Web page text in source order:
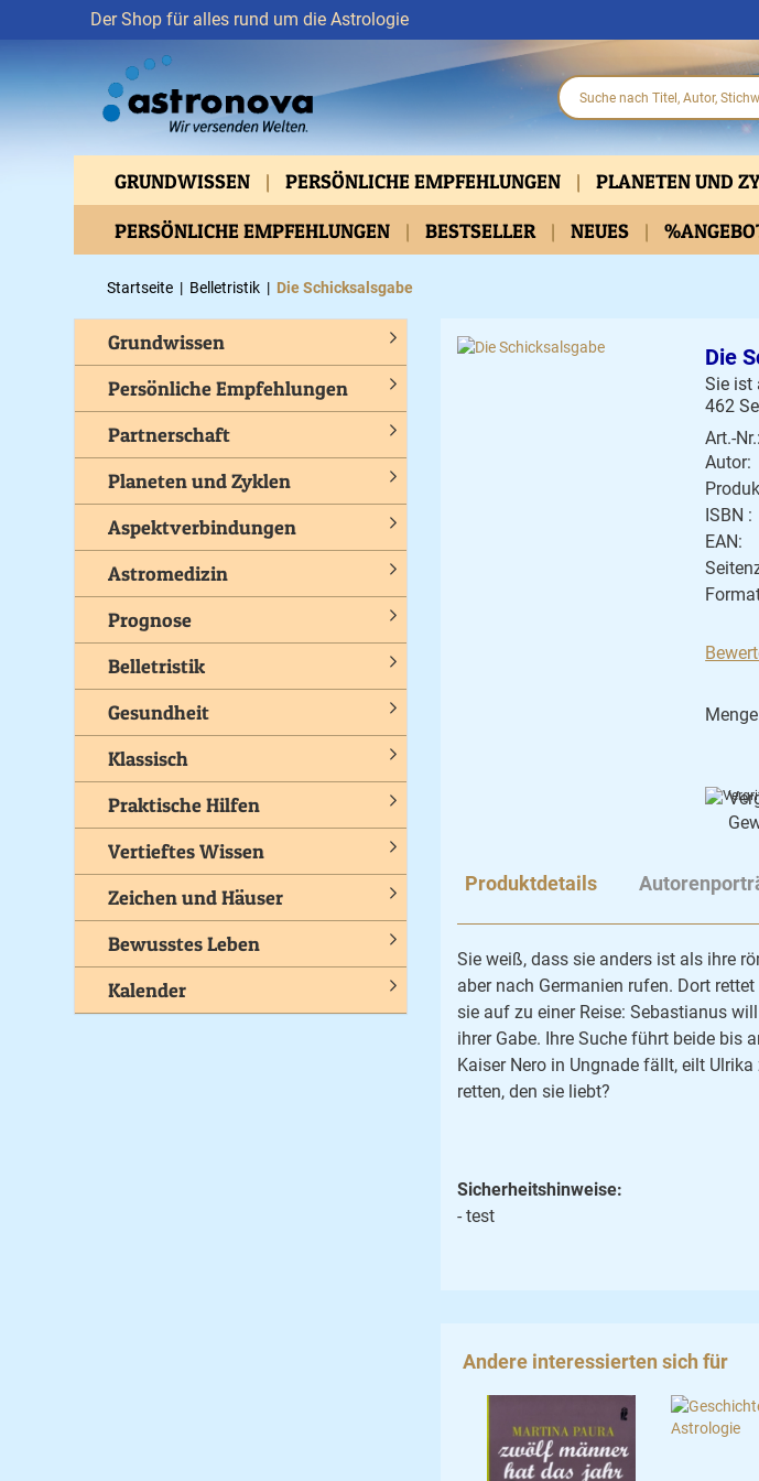
Der Shop für alles rund um die Astrologie
GRUNDWISSEN PERSÖNLICHE EMPFEHLUNGEN PLANETEN UND
VERTIEFTES WISSEN ASTROMEDIZIN PARTNERSCHAFT
BEWUSSTES LEBEN GESUNDHEIT
PERSÖNLICHE EMPFEHLUNGEN BESTSELLER NEUES
Startseite | Belletristik | Die Schicksalsgabe
Grundwissen
Persönliche Empfehlungen
Partnerschaft
Planeten und Zyklen
Aspektverbindungen
Astromedizin
Prognose
Belletristik
Gesundheit
Klassisch
Praktische Hilfen
Vertieftes Wissen
Zeichen und Häuser
Bewusstes Leben
Kalender
Die
Sie ist
462
Art.-
Autor:
ISBN :
EAN:
Menge
Produktdetails
Sie weiß, dass sie anders ist als ihre
aber nach Germanien rufen. Dort
sie auf zu einer Reise: Sebastianus
ihrer Gabe. Ihre Suche führt beide bis
Kaiser Nero in Ungnade fällt, eilt
retten, den sie liebt?
Sicherheitshinweise:
- test
Andere interessierten sich für